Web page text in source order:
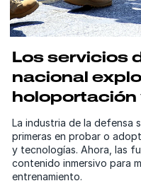
Los servicios
nacional
holoportación
La industria de la defensa
primeras en probar o
y tecnologías. Ahora, las
contenido inmersivo para
entrenamiento.